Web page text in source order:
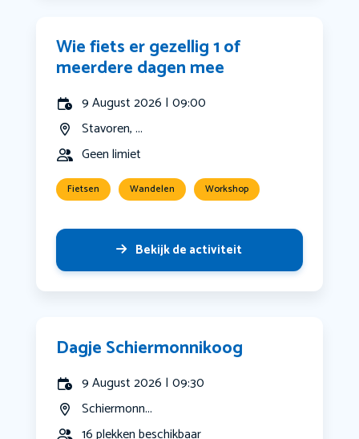
Wie fiets er gezellig 1 of
meerdere dagen mee
9 August 2026 | 09:00
Stavoren, ...
Geen limiet
Fietsen Wandelen Workshop
Bekijk de activiteit
Dagje Schiermonnikoog
9 August 2026 | 09:30
Schiermonn...